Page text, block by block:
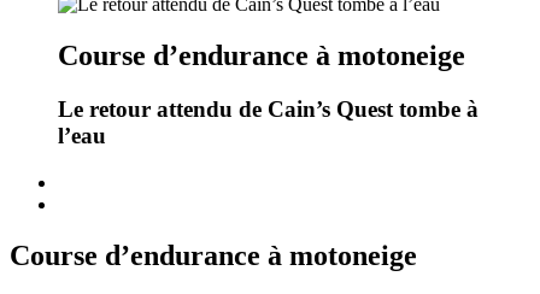
Course d’endurance à motoneige
Le retour attendu de Cain’s Quest tombe à
l’eau
Course d’endurance à motoneige